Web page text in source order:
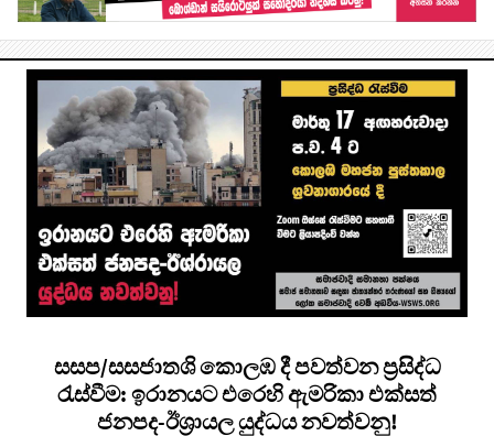
සසප/සසජාතශි කොලඹ දී පවත්වන ප්‍රසිද්ධ
රැස්වීම: ඉරානයට එරෙහි ඇමරිකා එක්සත්
ජනපද-ඊශ්‍රායල යුද්ධය නවත්වනු!